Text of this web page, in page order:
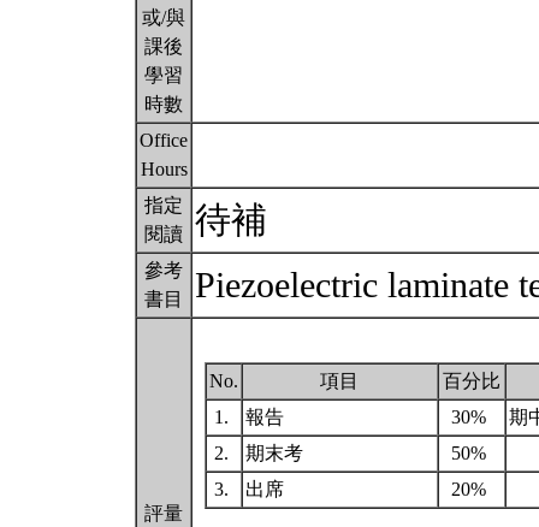
或/與
課後
學習
時數
Office
Hours
指定
閱讀 待補
參考
書目
Piezoelectric laminate
評量
No. 項目
百分比
1.
報告 30%
期
2.
期末考
50%
3.
出席 20%